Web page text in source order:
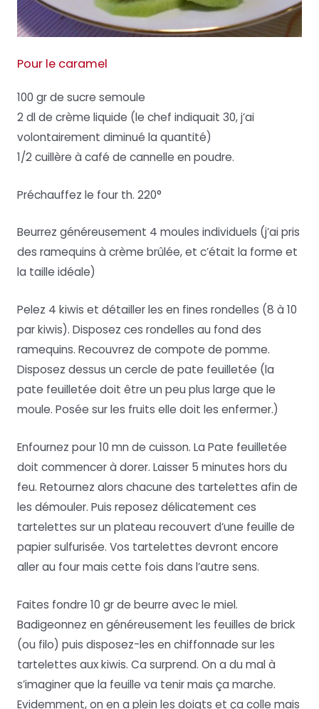
Pour le caramel
100 gr de sucre semoule
2 dl de crème liquide (le chef indiquait 30, j’ai
volontairement diminué la quantité)
1/2 cuillère à café de cannelle en poudre.
Préchauffez le four th. 220°
Beurrez généreusement 4 moules individuels (j’ai pris
des ramequins à crème brûlée, et c’était la forme et
la taille idéale)
Pelez 4 kiwis et détailler les en fines rondelles (8 à 10
par kiwis). Disposez ces rondelles au fond des
ramequins. Recouvrez de compote de pomme.
Disposez dessus un cercle de pate feuilletée (la
pate feuilletée doit être un peu plus large que le
moule. Posée sur les fruits elle doit les enfermer.)
Enfournez pour 10 mn de cuisson. La Pate feuilletée
doit commencer à dorer. Laisser 5 minutes hors du
feu. Retournez alors chacune des tartelettes afin de
les démouler. Puis reposez délicatement ces
tartelettes sur un plateau recouvert d’une feuille de
papier sulfurisée. Vos tartelettes devront encore
aller au four mais cette fois dans l’autre sens.
Faites fondre 10 gr de beurre avec le miel.
Badigeonnez en généreusement les feuilles de brick
(ou filo) puis disposez-les en chiffonnade sur les
tartelettes aux kiwis. Ca surprend. On a du mal à
s’imaginer que la feuille va tenir mais ça marche.
Evidemment, on en a plein les doigts et ça colle mais